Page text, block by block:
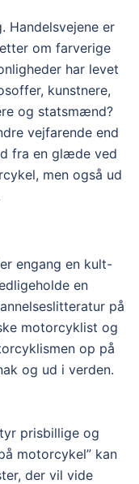
er
om farverige
har levet
kunstnere,
og statsmænd?
vejfarende end
fra en glæde ved
men også ud
engang en kult-
en
på
motorcyklist og
op på
og ud i verden.
prisbillige og
motorcykel” kan
der vil vide